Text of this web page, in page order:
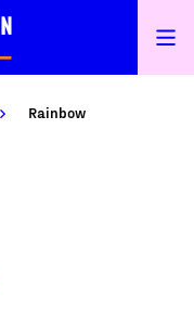
Rainbow